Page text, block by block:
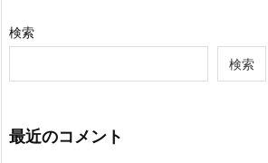
検索
検索
最近のコメント